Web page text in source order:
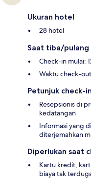
Ukuran hotel
28 hotel
Saat tiba/pulang
Check-in mulai:
Waktu check-
Petunjuk check-
Resepsionis di
kedatangan
Informasi yang
diterjemahkan
Diperlukan saat
Kartu kredit,
biaya tak